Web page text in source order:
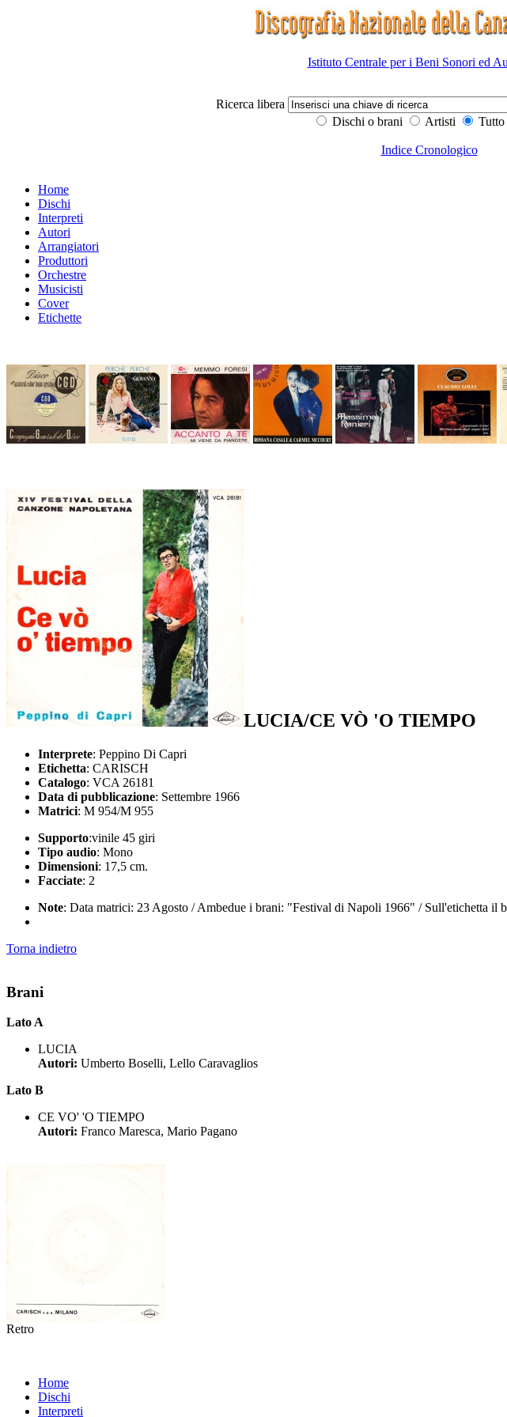
Istituto Centrale per i Beni Sonori ed
Ricerca libera
Dischi o brani
Artisti Tutto
Indice Cronologico
Home
Dischi
Interpreti
Autori
Arrangiatori
Produttori
Orchestre
Musicisti
Cover
Etichette
LUCIA/CE VÒ 'O TIEMPO
Interprete: Peppino Di Capri
Etichetta: CARISCH
Catalogo: VCA 26181
Data di pubblicazione: Settembre 1966
Matrici: M 954/M 955
Supporto:vinile 45 giri
Tipo audio: Mono
Dimensioni: 17,5 cm.
Facciate: 2
Note: Data matrici: 23 Agosto / Ambedue i brani: "Festival di Napoli 1966" / Sull'etichetta il
Torna indietro
Brani
Lato A
LUCIA
Autori: Umberto Boselli, Lello Caravaglios
Lato B
CE VO' 'O TIEMPO
Autori: Franco Maresca, Mario Pagano
Retro
Home
Dischi
Interpreti